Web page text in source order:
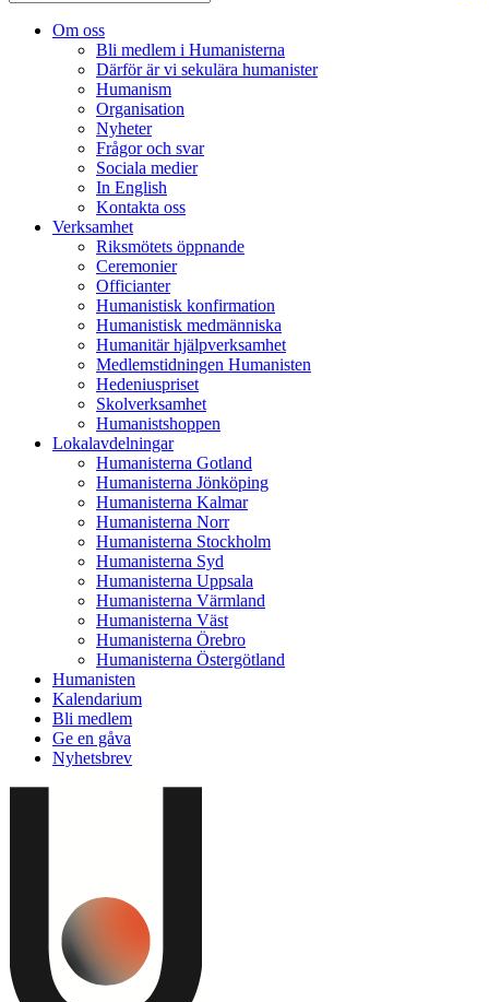
Om oss
Bli medlem i Humanisterna
Därför är vi sekulära humanister
Humanism
Organisation
Nyheter
Frågor och svar
Sociala medier
In English
Kontakta oss
Verksamhet
Riksmötets öppnande
Ceremonier
Officianter
Humanistisk konfirmation
Humanistisk medmänniska
Humanitär hjälpverksamhet
Medlemstidningen Humanisten
Hedeniuspriset
Skolverksamhet
Humanistshoppen
Lokalavdelningar
Humanisterna Gotland
Humanisterna Jönköping
Humanisterna Kalmar
Humanisterna Norr
Humanisterna Stockholm
Humanisterna Syd
Humanisterna Uppsala
Humanisterna Värmland
Humanisterna Väst
Humanisterna Örebro
Humanisterna Östergötland
Humanisten
Kalendarium
Bli medlem
Ge en gåva
Nyhetsbrev